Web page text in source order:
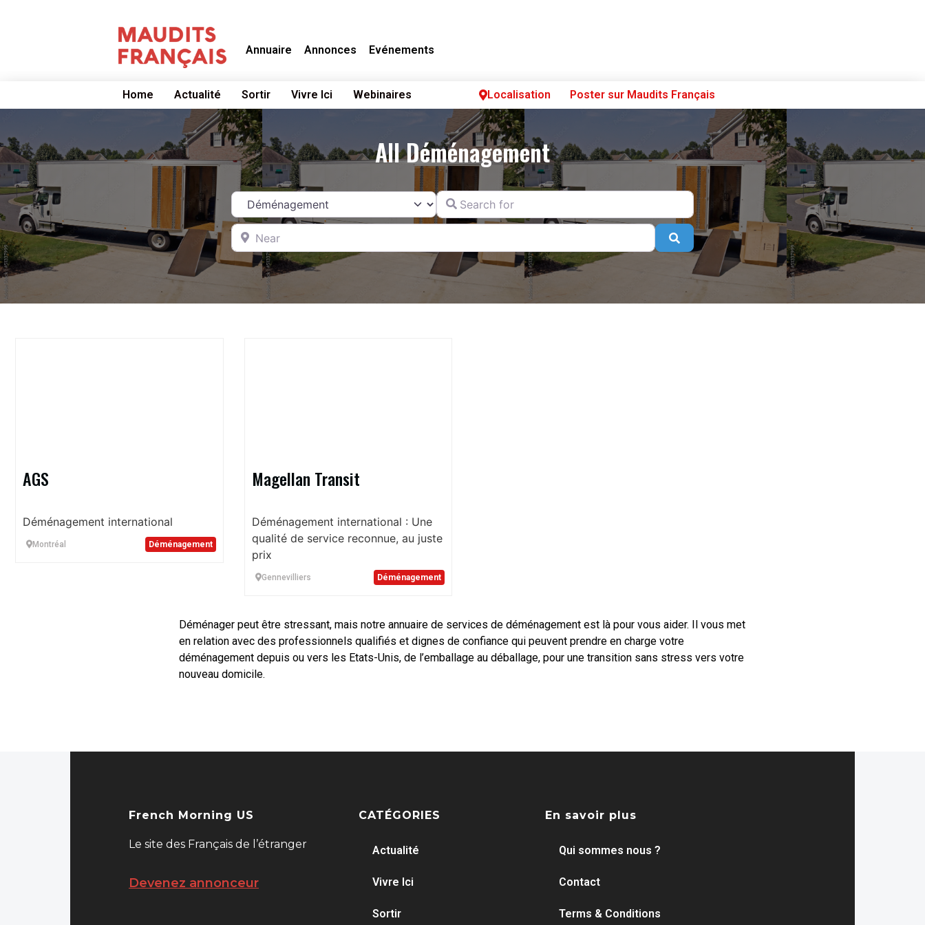
Annuaire Annonces Evénements
Home Actualité Sortir Vivre Ici Webinaires Localisation Poster sur Maudits Français
S’enregistrer
Poster sur French Morning
All Déménagement
Catégorie Search for
Near
Search
AGS
Déménagement international
Montréal Déménagement
Magellan Transit
Déménagement international : Une
qualité de service reconnue, au juste
prix
Gennevilliers Déménagement
Déménager peut être stressant, mais notre annuaire de services de déménagement est là pour vous aider. Il vous met
en relation avec des professionnels qualifiés et dignes de confiance qui peuvent prendre en charge votre
déménagement depuis ou vers les Etats-Unis, de l’emballage au déballage, pour une transition sans stress vers votre
nouveau domicile.
French Morning US
Le site des Français de l’étranger
Devenez annonceur
CATÉGORIES
Actualité
Vivre Ici
Sortir
En savoir plus
Qui sommes nous ?
Contact
Terms & Conditions